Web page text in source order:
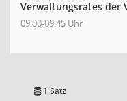
Verwaltungsrates der
09:00-09:45 Uhr
1 Satz